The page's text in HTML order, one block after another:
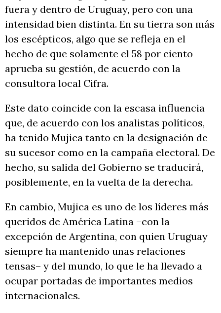
fuera y dentro de Uruguay, pero con una
intensidad bien distinta. En su tierra son más
los escépticos, algo que se refleja en el
hecho de que solamente el 58 por ciento
aprueba su gestión, de acuerdo con la
consultora local Cifra.
Este dato coincide con la escasa influencia
que, de acuerdo con los analistas políticos,
ha tenido Mujica tanto en la designación de
su sucesor como en la campaña electoral. De
hecho, su salida del Gobierno se traducirá,
posiblemente, en la vuelta de la derecha.
En cambio, Mujica es uno de los líderes más
queridos de América Latina –con la
excepción de Argentina, con quien Uruguay
siempre ha mantenido unas relaciones
tensas– y del mundo, lo que le ha llevado a
ocupar portadas de importantes medios
internacionales.